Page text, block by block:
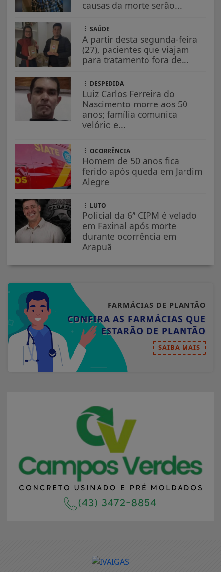
causas da morte serão...
SAÚDE
A partir desta segunda-feira
(27), pacientes que viajam
para tratamento fora de...
DESPEDIDA
Luiz Carlos Ferreira do
Nascimento morre aos 50
anos; família comunica
velório e...
OCORRÊNCIA
Homem de 50 anos fica
ferido após queda em Jardim
Alegre
LUTO
Policial da 6ª CIPM é velado
em Faxinal após morte
durante ocorrência em
Arapuã
FARMÁCIAS DE PLANTÃO
CONFIRA AS FARMÁCIAS QUE
ESTARÃO DE PLANTÃO
SAIBA MAIS